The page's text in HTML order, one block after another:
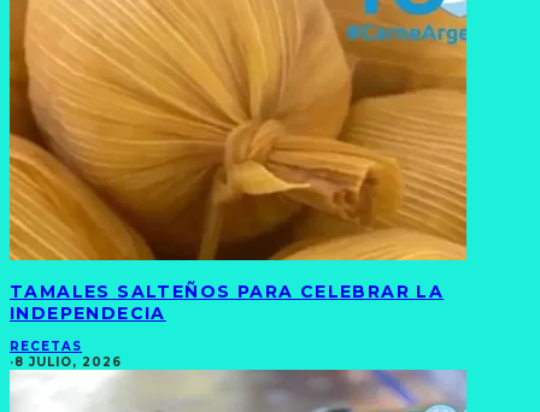
TAMALES SALTEÑOS PARA CELEBRAR LA
INDEPENDECIA
RECETAS
·8 JULIO, 2026